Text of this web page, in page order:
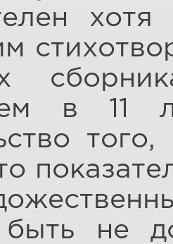
в 11
быть не